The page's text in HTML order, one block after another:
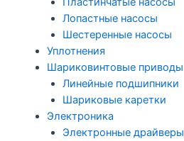
Лопастные насосы
Шестеренные насосы
Уплотнения
Шариковинтовые приводы
Линейные подшипники
Шариковые каретки
Электроника
Электронные драйверы